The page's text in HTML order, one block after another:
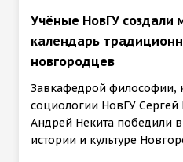
Учёные НовГУ создали
календарь
новгородцев
Завкафедрой философии,
социологии НовГУ
Андрей Некита победили
истории и культуре